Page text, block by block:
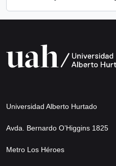
Universidad Alberto Hurtado
Avda. Bernardo O’Higgins 1825
Metro Los Héroes